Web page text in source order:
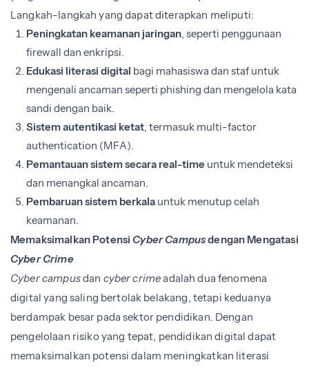
Langkah-langkah yang dapat diterapkan meliputi:
Peningkatan keamanan jaringan, seperti penggunaan
firewall dan enkripsi.
Edukasi literasi digital bagi mahasiswa dan staf untuk
mengenali ancaman seperti phishing dan mengelola kata
sandi dengan baik.
Sistem autentikasi ketat, termasuk multi-factor
authentication (MFA).
Pemantauan sistem secara real-timeuntuk mendeteksi
dan menangkal ancaman.
Pembaruan sistem berkalauntuk menutup celah
keamanan.
Memaksimalkan Potensi Cyber Campusdengan Mengatasi
Cyber Crime
Cyber campusdan cyber crimeadalah dua fenomena
digital yang saling bertolak belakang, tetapi keduanya
berdampak besar pada sektor pendidikan. Dengan
pengelolaan risiko yang tepat, pendidikan digital dapat
memaksimalkan potensi dalam meningkatkan literasi